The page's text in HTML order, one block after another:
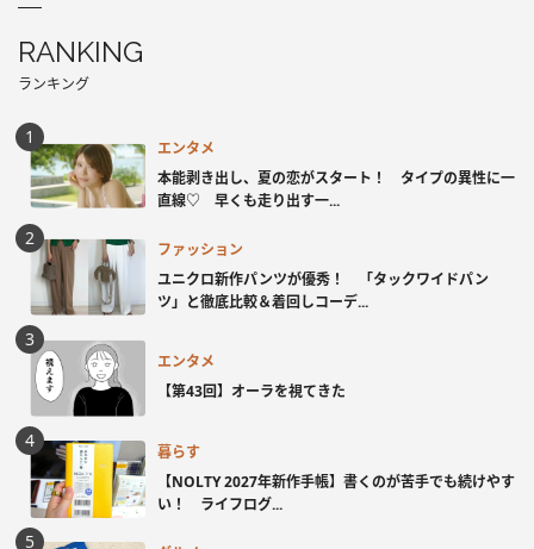
RANKING
ランキング
エンタメ
本能剥き出し、夏の恋がスタート！ タイプの異性に一
直線♡ 早くも走り出す一...
ファッション
ユニクロ新作パンツが優秀！ 「タックワイドパン
ツ」と徹底比較＆着回しコーデ...
エンタメ
【第43回】オーラを視てきた
暮らす
【NOLTY 2027年新作手帳】書くのが苦手でも続けやす
い！ ライフログ...